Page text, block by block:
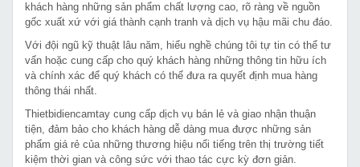
khách hàng những sản phẩm chất lượng cao, rõ ràng về nguồn
gốc xuất xứ với giá thành cạnh tranh và dịch vụ hậu mãi chu đáo.
Với đội ngũ kỹ thuật lâu năm, hiểu nghề chúng tôi tự tin có thể tư
vấn hoặc cung cấp cho quý khách hàng những thông tin hữu ích
và chính xác để quý khách có thể đưa ra quyết định mua hàng
thông thái nhất.
Thietbidiencamtay cung cấp dịch vụ bán lẻ và giao nhận thuận
tiện, đảm bảo cho khách hàng dễ dàng mua được những sản
phẩm giá rẻ của những thương hiệu nổi tiếng trên thị trường tiết
kiệm thời gian và công sức với thao tác cực kỳ đơn giản.